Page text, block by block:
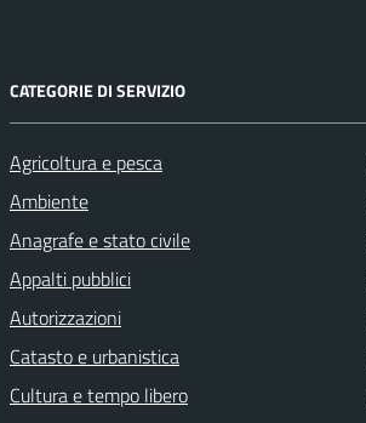
CATEGORIE DI SERVIZIO
Agricoltura e pesca
Ambiente
Anagrafe e stato civile
Appalti pubblici
Autorizzazioni
Catasto e urbanistica
Cultura e tempo libero